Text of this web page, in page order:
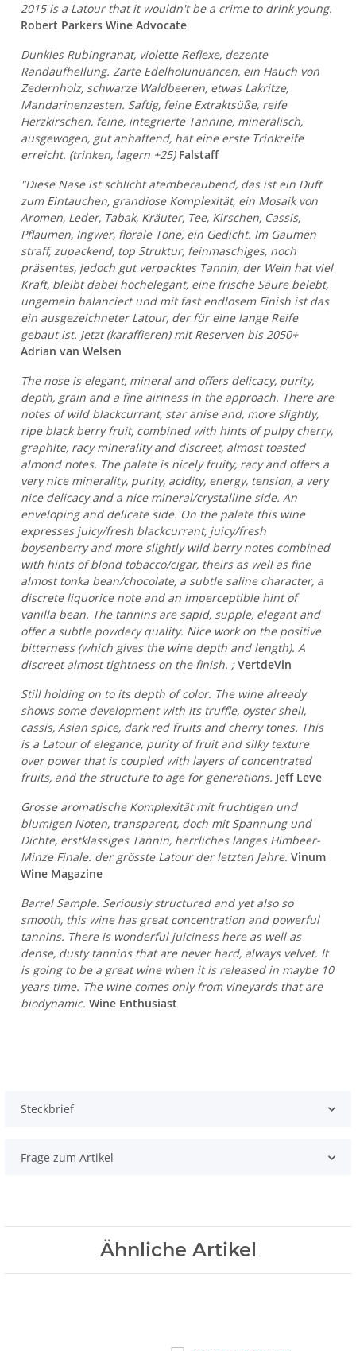
2015 is a Latour that it wouldn't be a crime to drink young.
Robert Parkers Wine Advocate
Dunkles Rubingranat, violette Reflexe, dezente
Randaufhellung. Zarte Edelholunuancen, ein Hauch von
Zedernholz, schwarze Waldbeeren, etwas Lakritze,
Mandarinenzesten. Saftig, feine Extraktsüße, reife
Herzkirschen, feine, integrierte Tannine, mineralisch,
ausgewogen, gut anhaftend, hat eine erste Trinkreife
erreicht. (trinken, lagern +25) Falstaff
"Diese Nase ist schlicht atemberaubend, das ist ein Duft
zum Eintauchen, grandiose Komplexität, ein Mosaik von
Aromen, Leder, Tabak, Kräuter, Tee, Kirschen, Cassis,
Pflaumen, Ingwer, florale Töne, ein Gedicht. Im Gaumen
straff, zupackend, top Struktur, feinmaschiges, noch
präsentes, jedoch gut verpacktes Tannin, der Wein hat viel
Kraft, bleibt dabei hochelegant, eine frische Säure belebt,
ungemein balanciert und mit fast endlosem Finish ist das
ein ausgezeichneter Latour, der für eine lange Reife
gebaut ist. Jetzt (karaffieren) mit Reserven bis 2050+
Adrian van Welsen
The nose is elegant, mineral and offers delicacy, purity,
depth, grain and a fine airiness in the approach. There are
notes of wild blackcurrant, star anise and, more slightly,
ripe black berry fruit, combined with hints of pulpy cherry,
graphite, racy minerality and discreet, almost toasted
almond notes. The palate is nicely fruity, racy and offers a
very nice minerality, purity, acidity, energy, tension, a very
nice delicacy and a nice mineral/crystalline side. An
enveloping and delicate side. On the palate this wine
expresses juicy/fresh blackcurrant, juicy/fresh
boysenberry and more slightly wild berry notes combined
with hints of blond tobacco/cigar, theirs as well as fine
almost tonka bean/chocolate, a subtle saline character, a
discrete liquorice note and an imperceptible hint of
vanilla bean. The tannins are sapid, supple, elegant and
offer a subtle powdery quality. Nice work on the positive
bitterness (which gives the wine depth and length). A
discreet almost tightness on the finish. ; VertdeVin
Still holding on to its depth of color. The wine already
shows some development with its truffle, oyster shell,
cassis, Asian spice, dark red fruits and cherry tones. This
is a Latour of elegance, purity of fruit and silky texture
over power that is coupled with layers of concentrated
fruits, and the structure to age for generations. Jeff Leve
Grosse aromatische Komplexität mit fruchtigen und
blumigen Noten, transparent, doch mit Spannung und
Dichte, erstklassiges Tannin, herrliches langes Himbeer-
Minze Finale: der grösste Latour der letzten Jahre.Vinum
Wine Magazine
Barrel Sample. Seriously structured and yet also so
smooth, this wine has great concentration and powerful
tannins. There is wonderful juiciness here as well as
dense, dusty tannins that are never hard, always velvet. It
is going to be a great wine when it is released in maybe 10
years time. The wine comes only from vineyards that are
biodynamic. Wine Enthusiast
Steckbrief
Frage zum Artikel
Ähnliche Artikel